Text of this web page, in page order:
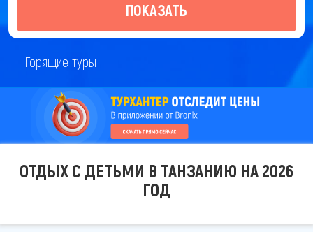
ПОКАЗАТЬ
Горящие туры
ОТДЫХ С ДЕТЬМИ В ТАНЗАНИЮ НА 2026
ГОД